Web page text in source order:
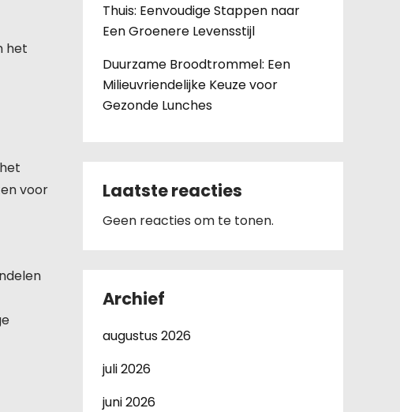
het
voor
Thuis: Eenvoudige Stappen naar
Een Groenere Levensstijl
Duurzame Broodtrommel: Een
Milieuvriendelijke Keuze voor
Gezonde Lunches
Laatste reacties
Geen reacties om te tonen.
Archief
augustus 2026
juli 2026
juni 2026